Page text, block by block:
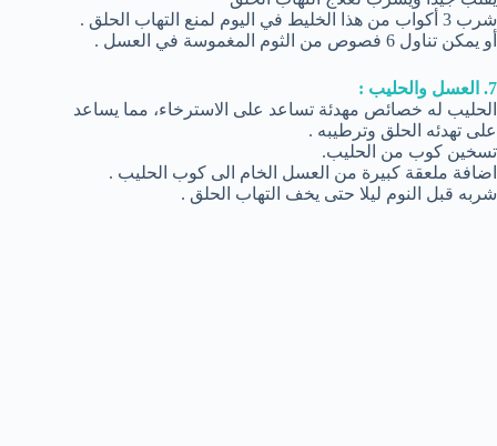
شرب 3 أكواب من هذا الخليط في اليوم لمنع التهاب الحلق .
أو يمكن تناول 6 فصوص من الثوم المغموسة في العسل .
7. العسل والحليب :
الحليب له خصائص مهدئة تساعد على الاسترخاء، مما يساعد
على تهدئه الحلق وترطيبه .
تسخين كوب من الحليب.
اضافة ملعقة كبيرة من العسل الخام الى كوب الحليب .
شربه قبل النوم ليلا حتى يخف التهاب الحلق .